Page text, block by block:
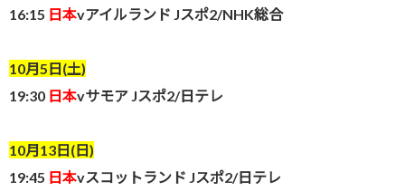
16:15 日本vアイルランド Jスポ2/NHK総合
10月5日(土)
19:30 日本vサモア Jスポ2/日テレ
10月13日(日)
19:45 日本vスコットランド Jスポ2/日テレ